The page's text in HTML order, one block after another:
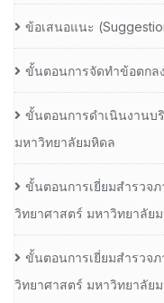
ข้อเสนอแนะ
ขั้นตอนการจัดทำข้อตกล
ขั้นตอนการดำเนินงานบ
มหาวิทยาลัยมหิดล
ขั้นตอนการเยี่ยมสำรวจ
วิทยาศาสตร์ มหาวิทยาลัย
ขั้นตอนการเยี่ยมสำรวจ
วิทยาศาสตร์ มหาวิทยาลัย